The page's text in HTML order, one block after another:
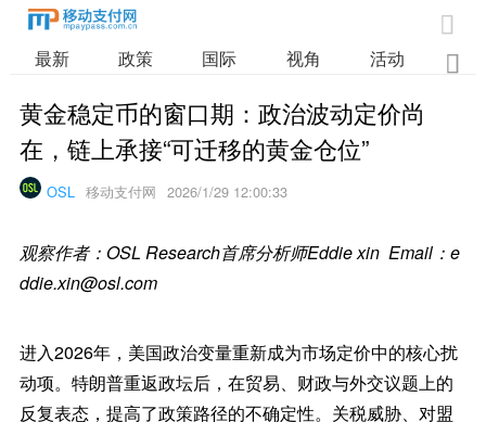

最新 政策 国际 视角 活动 业

黄金稳定币的窗口期：政治波动定价尚
在，链上承接“可迁移的黄金仓位”
OSL 移动支付网 2026/1/29 12:00:33
观察作者：OSL Research首席分析师Eddie xin Email：e
ddie.xin@osl.com
进入2026年，美国政治变量重新成为市场定价中的核心扰
动项。特朗普重返政坛后，在贸易、财政与外交议题上的
反复表态，提高了政策路径的不确定性。关税威胁、对盟